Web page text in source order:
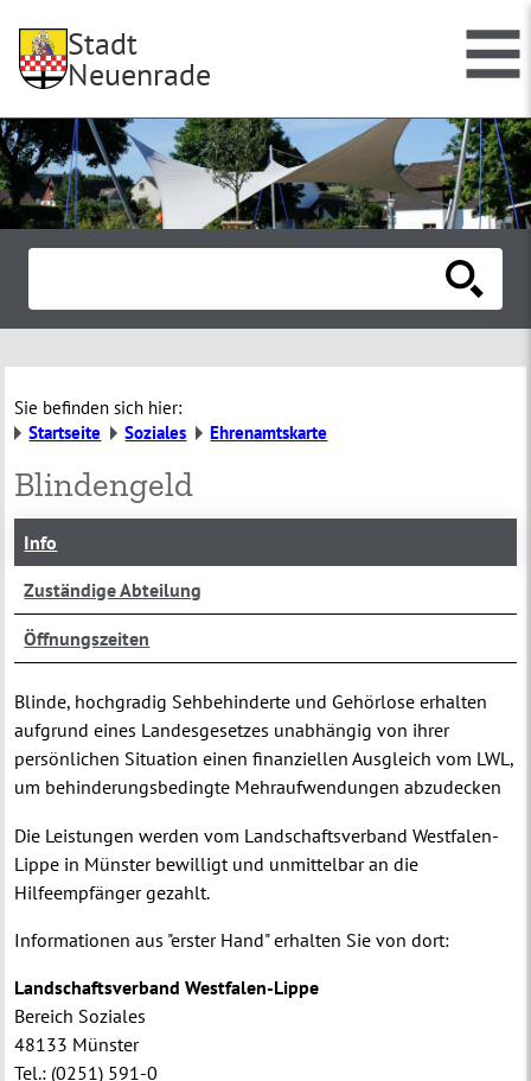
Stadt
Neuenrade
Sie befinden sich hier:
Startseite
Soziales Ehrenamtskarte
Blindengeld
Info
Zuständige Abteilung
Öffnungszeiten
Blinde, hochgradig Sehbehinderte und Gehörlose erhalten
aufgrund eines Landesgesetzes unabhängig von ihrer
persönlichen Situation einen finanziellen Ausgleich vom LWL,
um behinderungsbedingte Mehraufwendungen abzudecken
Die Leistungen werden vom Landschaftsverband Westfalen-
Lippe in Münster bewilligt und unmittelbar an die
Hilfeempfänger gezahlt.
Informationen aus "erster Hand" erhalten Sie von dort:
Landschaftsverband Westfalen-Lippe
Bereich Soziales
48133 Münster
Tel.: (0251) 591-0